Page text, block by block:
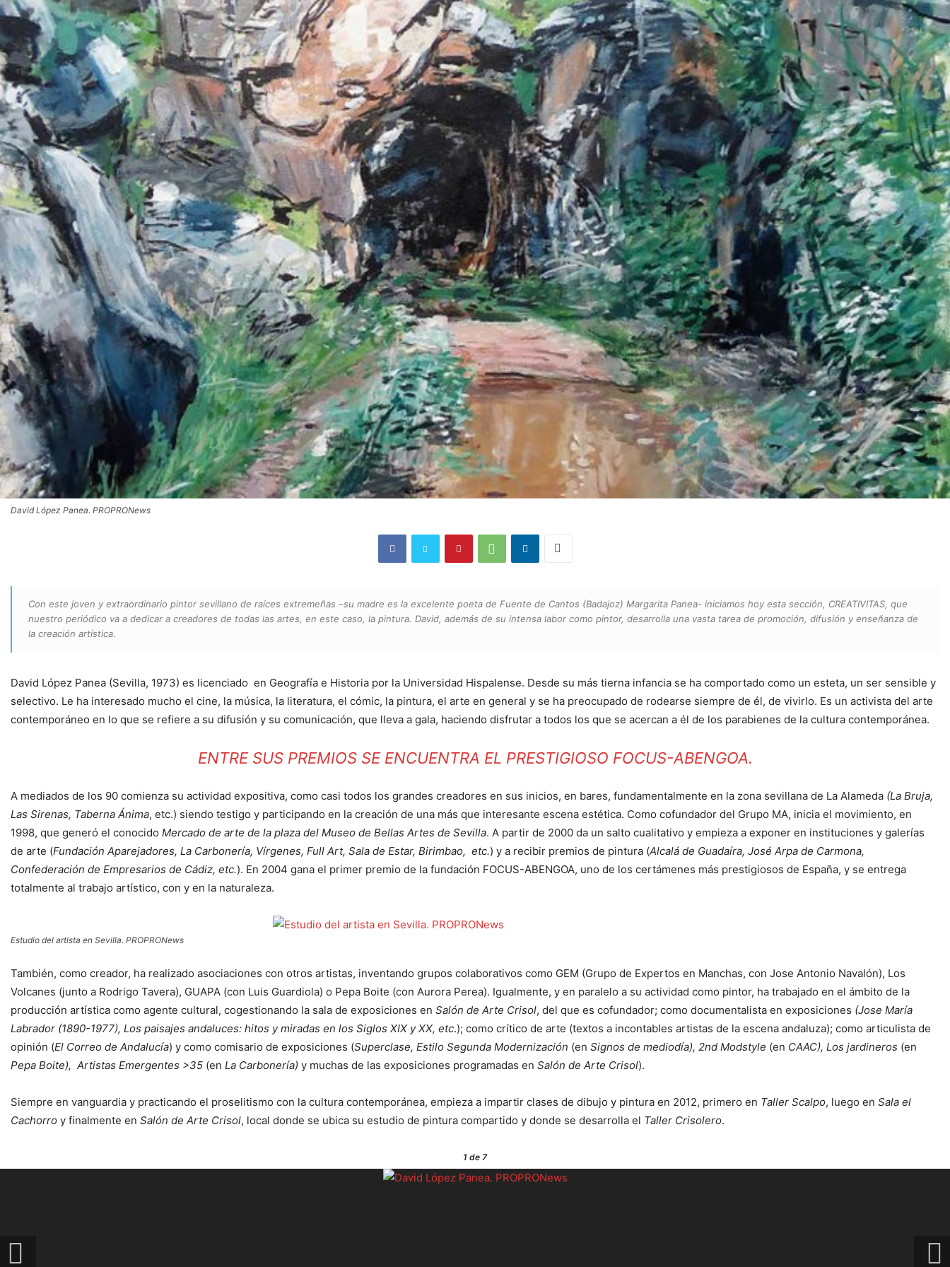
David López Panea. PROPRONews
Con este joven y extraordinario pintor sevillano de raíces extremeñas –su madre es la excelente poeta de Fuente de Cantos (Badajoz) Margarita Panea- iniciamos hoy esta sección, CREATIVITAS, que
nuestro periódico va a dedicar a creadores de todas las artes, en este caso, la pintura. David, además de su intensa labor como pintor, desarrolla una vasta tarea de promoción, difusión y enseñanza de
la creación artística.
David López Panea (Sevilla, 1973) es licenciado en Geografía e Historia por la Universidad Hispalense. Desde su más tierna infancia se ha comportado como un esteta, un ser sensible y
selectivo. Le ha interesado mucho el cine, la música, la literatura, el cómic, la pintura, el arte en general y se ha preocupado de rodearse siempre de él, de vivirlo. Es un activista del arte
contemporáneo en lo que se refiere a su difusión y su comunicación, que lleva a gala, haciendo disfrutar a todos los que se acercan a él de los parabienes de la cultura contemporánea.
ENTRE SUS PREMIOS SE ENCUENTRA EL PRESTIGIOSO FOCUS-ABENGOA.
A mediados de los 90 comienza su actividad expositiva, como casi todos los grandes creadores en sus inicios, en bares, fundamentalmente en la zona sevillana de La Alameda (La Bruja,
Las Sirenas, Taberna Ánima, etc.) siendo testigo y participando en la creación de una más que interesante escena estética. Como cofundador del Grupo MA, inicia el movimiento, en
1998, que generó el conocido Mercado de arte de la plaza del Museo de Bellas Artes de Sevilla. A partir de 2000 da un salto cualitativo y empieza a exponer en instituciones y galerías
de arte (Fundación Aparejadores, La Carbonería, Vírgenes, Full Art, Sala de Estar, Birimbao, etc.) y a recibir premios de pintura (Alcalá de Guadaíra, José Arpa de Carmona,
Confederación de Empresarios de Cádiz, etc.). En 2004 gana el primer premio de la fundación FOCUS-ABENGOA, uno de los certámenes más prestigiosos de España, y se entrega
totalmente al trabajo artístico, con y en la naturaleza.
Estudio del artista en Sevilla. PROPRONews
También, como creador, ha realizado asociaciones con otros artistas, inventando grupos colaborativos como GEM (Grupo de Expertos en Manchas, con Jose Antonio Navalón), Los
Volcanes (junto a Rodrigo Tavera), GUAPA (con Luis Guardiola) o Pepa Boite (con Aurora Perea). Igualmente, y en paralelo a su actividad como pintor, ha trabajado en el ámbito de la
producción artística como agente cultural, cogestionando la sala de exposiciones en Salón de Arte Crisol, del que es cofundador; como documentalista en exposiciones (Jose María
Labrador (1890-1977), Los paisajes andaluces: hitos y miradas en los Siglos XIX y XX, etc.); como crítico de arte (textos a incontables artistas de la escena andaluza); como articulista de
opinión (El Correo de Andalucía) y como comisario de exposiciones (Superclase, Estilo Segunda Modernización (en Signos de mediodía), 2nd Modstyle (en CAAC), Los jardineros (en
Pepa Boite), Artistas Emergentes >35 (en La Carbonería) y muchas de las exposiciones programadas en Salón de Arte Crisol).
Siempre en vanguardia y practicando el proselitismo con la cultura contemporánea, empieza a impartir clases de dibujo y pintura en 2012, primero en Taller Scalpo, luego en Sala el
Cachorro y finalmente en Salón de Arte Crisol, local donde se ubica su estudio de pintura compartido y donde se desarrolla el Taller Crisolero.
1 de 7